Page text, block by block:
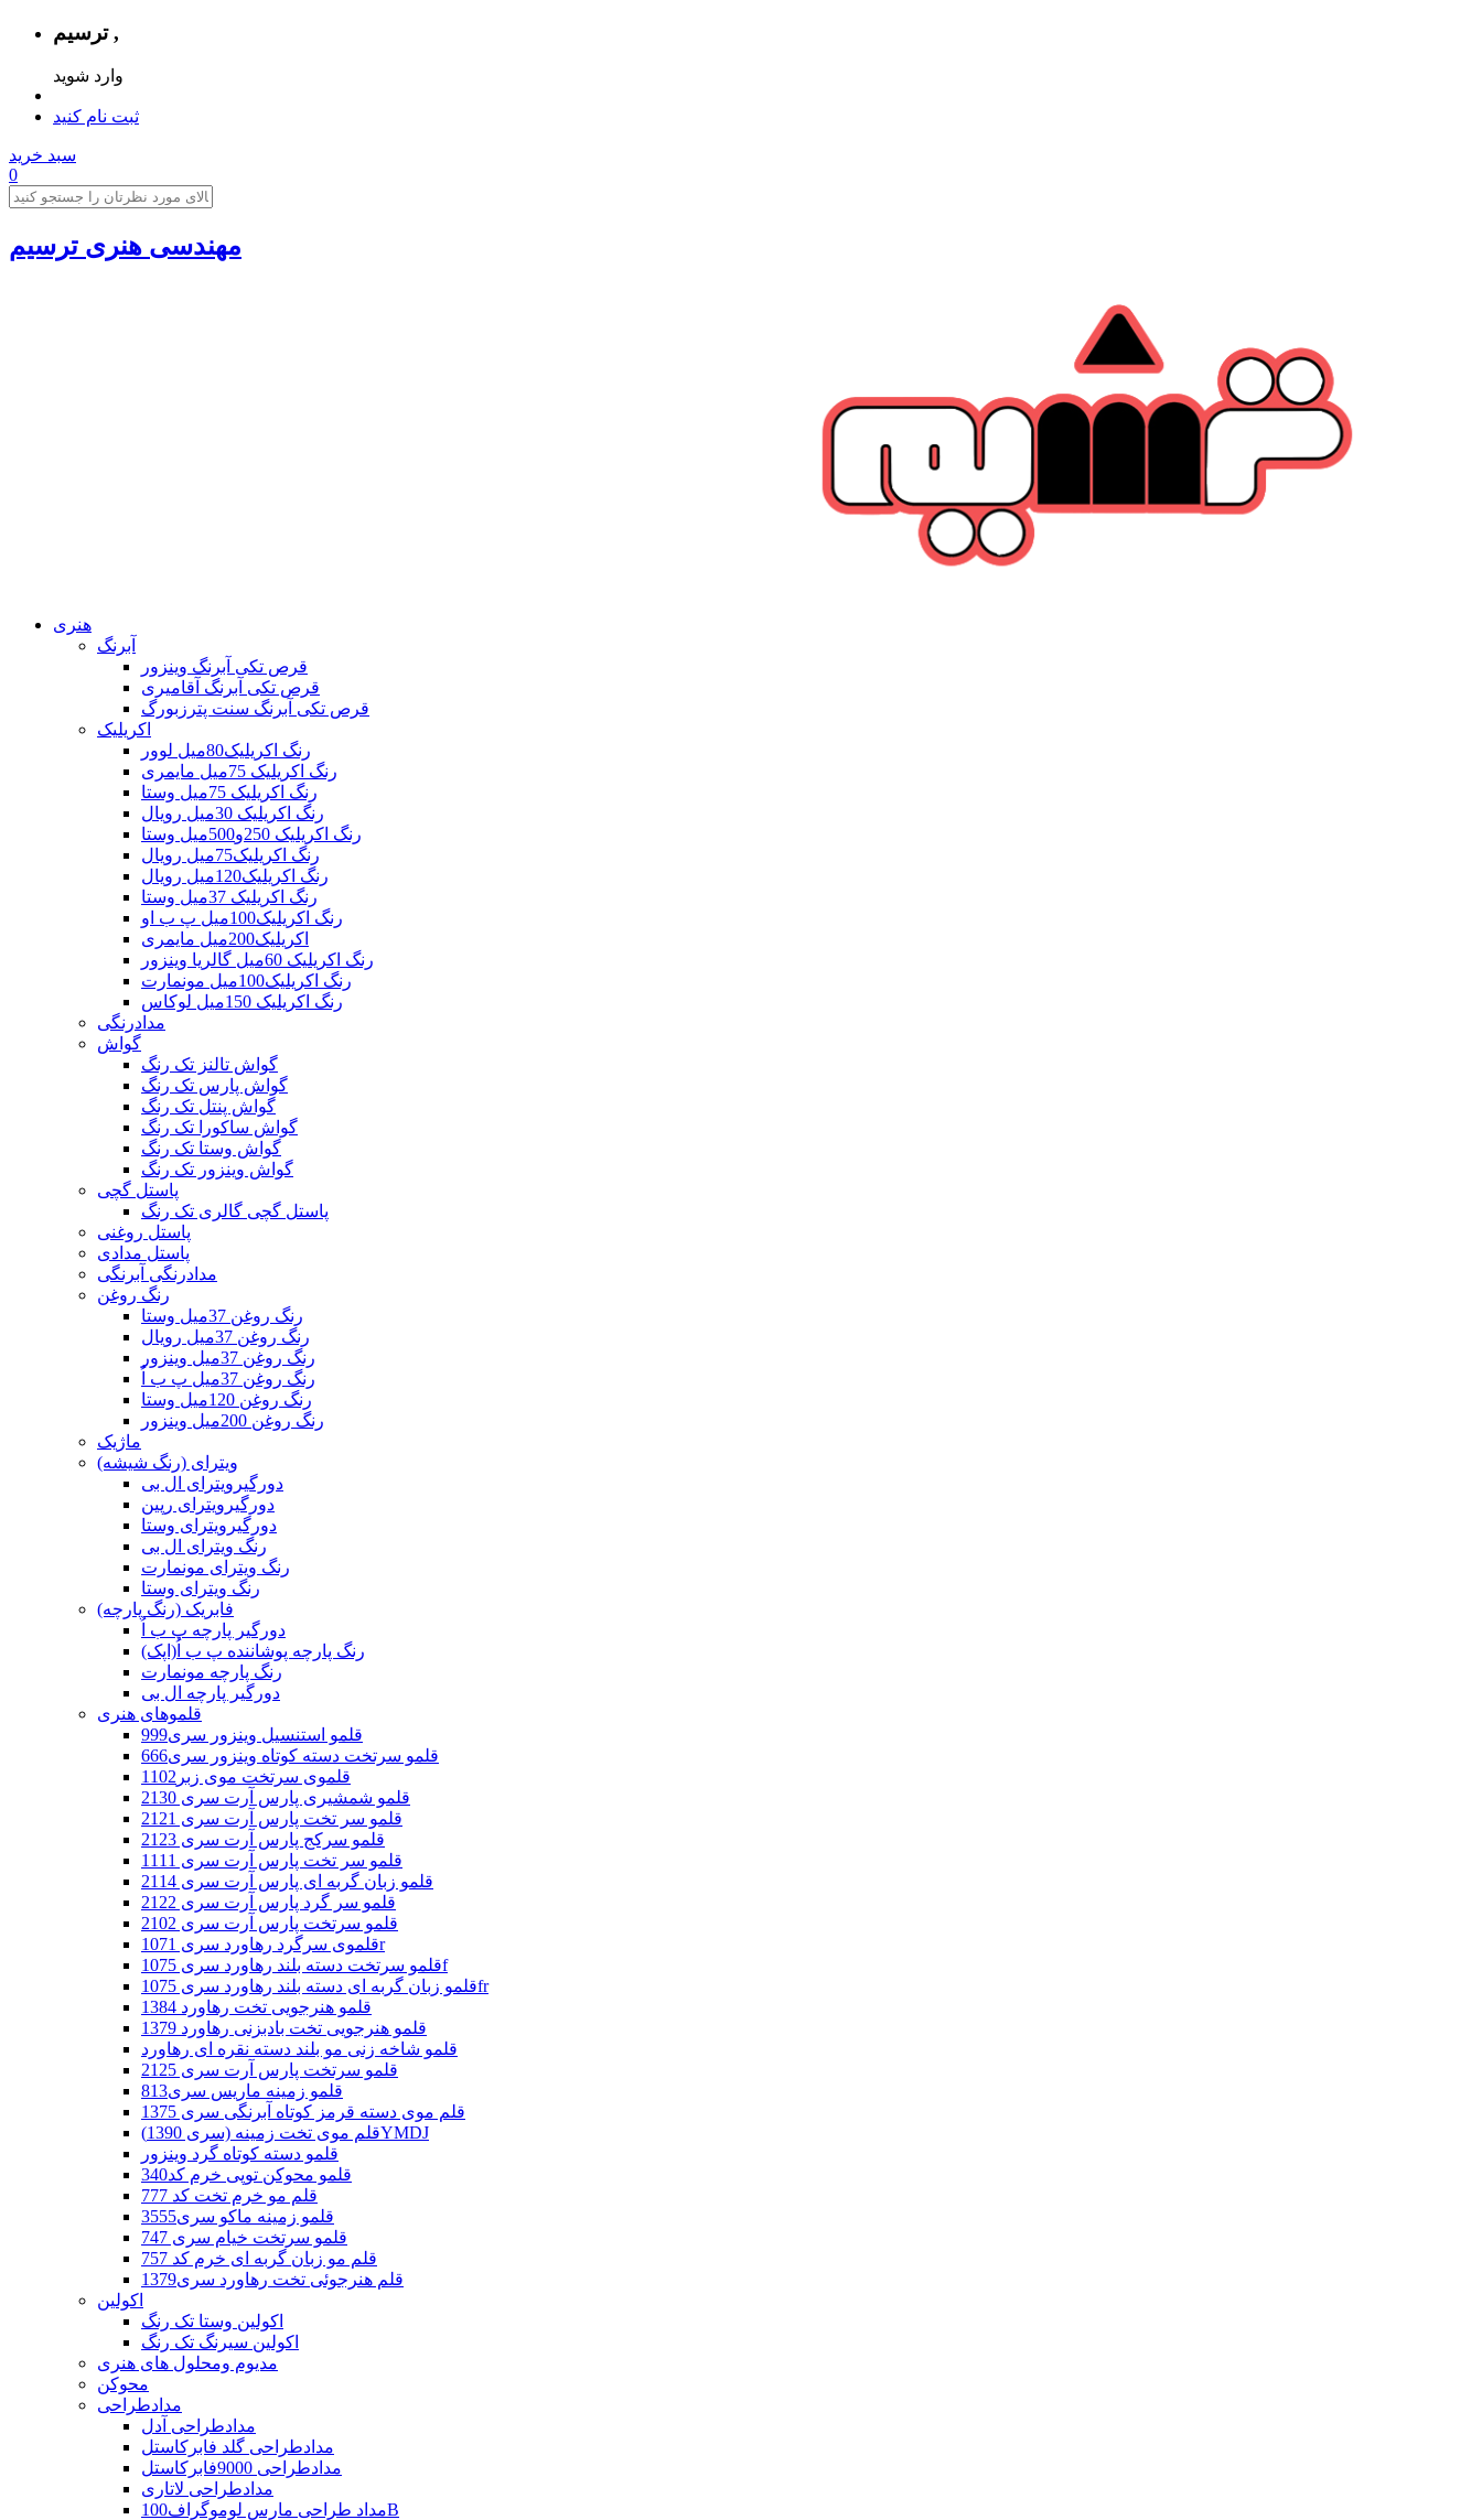
ترسیم ,
وارد شوید
ثبت نام کنید
سبد خرید
0
مهندسی هنری ترسیم
هنری
آبرنگ
قرص تکی آبرنگ وینزور
قرص تکی آبرنگ آقامیری
قرص تکی آبرنگ سنت پترزبورگ
اکریلیک
رنگ اکریلیک80میل لوور
رنگ اکریلیک 75میل مایمری
رنگ اکریلیک 75میل وستا
رنگ اکریلیک 30میل رویال
رنگ اکریلیک 250و500میل وستا
رنگ اکریلیک75میل رویال
رنگ اکریلیک120میل رویال
رنگ اکریلیک 37میل وستا
رنگ اکریلیک100میل پ ب او
اکریلیک200میل مایمری
رنگ اکریلیک 60میل گالریا وینزور
رنگ اکریلیک100میل مونمارت
رنگ اکریلیک 150میل لوکاس
مدادرنگی
گواش
گواش تالنز تک رنگ
گواش پارس تک رنگ
گواش پنتل تک رنگ
گواش ساکورا تک رنگ
گواش وستا تک رنگ
گواش وینزور تک رنگ
پاستل گچی
پاستل گچی گالری تک رنگ
پاستل روغنی
پاستل مدادی
مدادرنگی آبرنگی
رنگ روغن
رنگ روغن 37میل وستا
رنگ روغن 37میل رویال
رنگ روغن 37میل وینزور
رنگ روغن 37میل پ ب اُ
رنگ روغن 120میل وستا
رنگ روغن 200میل وینزور
ماژیک
ویترای (رنگ شیشه)
دورگیرویترای ال بی
دورگیرویترای رپین
دورگیرویترای وستا
رنگ ویترای ال بی
رنگ ویترای مونمارت
رنگ ویترای وستا
فابریک (رنگ پارچه)
دورگیر پارچه پ ب اُ
رنگ پارچه پوشاننده پ ب اُ(اپک)
رنگ پارچه مونمارت
دورگیر پارچه ال بی
قلموهای هنری
قلمو استنسیل وینزور سری999
قلمو سرتخت دسته کوتاه وینزور سری666
قلموی سرتخت موی زبر1102
قلمو شمشیری پارس آرت سری 2130
قلمو سر تخت پارس آرت سری 2121
قلمو سرکج پارس آرت سری 2123
قلمو سر تخت پارس آرت سری 1111
قلمو زبان گربه ای پارس آرت سری 2114
قلمو سر گرد پارس آرت سری 2122
قلمو سرتخت پارس آرت سری 2102
قلموی سرگرد رهاورد سری 1071r
قلمو سرتخت دسته بلند رهاورد سری 1075f
قلمو زبان گربه ای دسته بلند رهاورد سری 1075fr
قلمو هنرجویی تخت رهاورد 1384
قلمو هنرجویی تخت بادبزنی رهاورد 1379
قلمو شاخه زنی مو بلند دسته نقره ای رهاورد
قلمو سرتخت پارس آرت سری 2125
قلمو زمینه ماریس سری813
قلم موی دسته قرمز کوتاه آبرنگی سری 1375
قلم موی تخت زمینه (سری 1390)YMDJ
قلمو دسته کوتاه گرد وینزور
قلمو محوکن توپی خرم کد340
قلم مو خرم تخت کد 777
قلمو زمینه ماکو سری3555
قلمو سرتخت خیام سری 747
قلم مو زبان گربه ای خرم کد 757
قلم هنرجوئی تخت رهاورد سری1379
اکولین
اکولین وستا تک رنگ
اکولین سیرنگ تک رنگ
مدیوم ومحلول های هنری
محوکن
مدادطراحی
مدادطراحی آدل
مدادطراحی گلد فابرکاستل
مدادطراحی 9000فابرکاستل
مدادطراحی لاتاری
مداد طراحی مارس لوموگراف100B